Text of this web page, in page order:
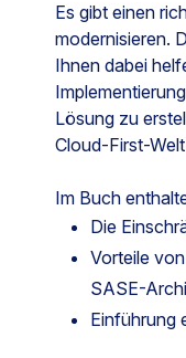
Es gibt einen
modernisieren.
Ihnen dabei
Lösung zu
Cloud-First-
Im Buch
Die
Vorteile
SASE-
Einführung